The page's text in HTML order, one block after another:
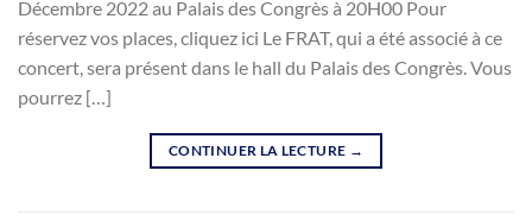
Décembre 2022 au Palais des Congrès à 20H00 Pour
réservez vos places, cliquez ici Le FRAT, qui a été associé à ce
concert, sera présent dans le hall du Palais des Congrès. Vous
pourrez […]
CONTINUER LA LECTURE →